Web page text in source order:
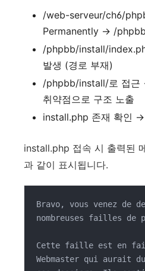
/web-serveur/ch6/
Permanently → /
/phpbb/install/
발생 (경로 부재)
/phpbb/install/로 접
취약점으로 구조 노출
install.php 존재 확인
install.php 접속 시 출력된
과 같이 표시됩니다.
Bravo, vous venez de
nombreuses failles de
Cette faille est en
Webmaster qui aurait